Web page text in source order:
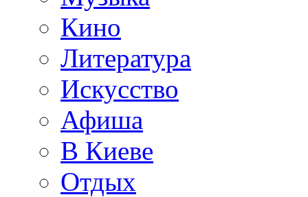
Кино
Литература
Искусство
Афиша
В Киеве
Отдых